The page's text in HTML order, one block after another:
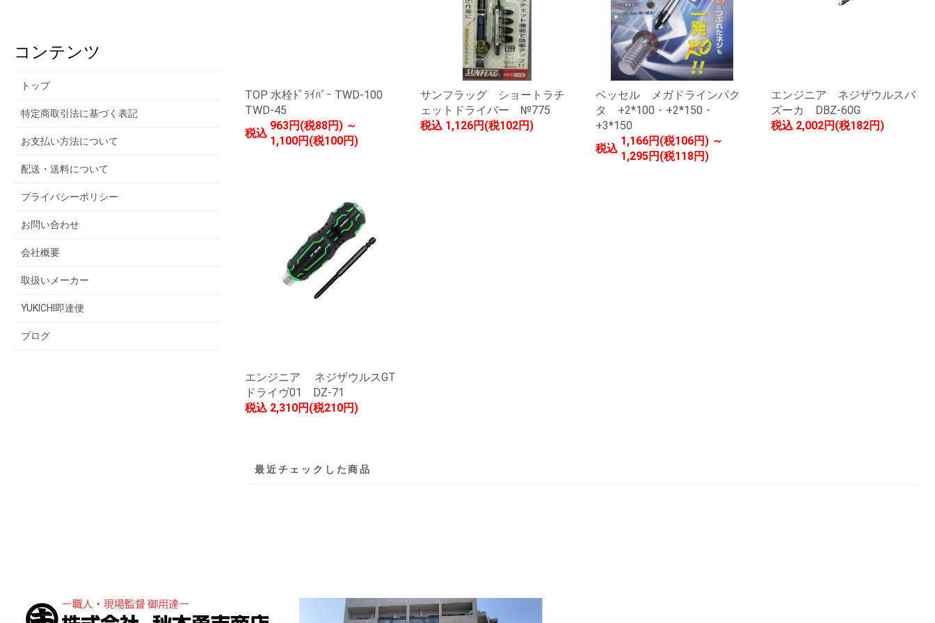
コンテンツ
トップ
特定商取引法に基づく表記
お支払い方法について
配送・送料について
プライバシーポリシー
お問い合わせ
会社概要
取扱いメーカー
YUKICHI即達便
ブログ
TOP 水栓ﾄﾞﾗｲﾊﾞｰ TWD-100
TWD-45
税込
963円(税88円) ～
1,100円(税100円)
サンフラッグ ショートラチ
ェットドライバー №775
税込 1,126円(税102円)
ベッセル メガドラインパク
タ +2*100・+2*150・
+3*150
税込
1,166円(税106円) ～
1,295円(税118円)
エンジニア ネジザウルスバ
ズーカ DBZ-60G
税込 2,002円(税182円)
エンジニア ネジザウルスGT
ドライヴ01 DZ-71
税込 2,310円(税210円)
最近チェックした商品